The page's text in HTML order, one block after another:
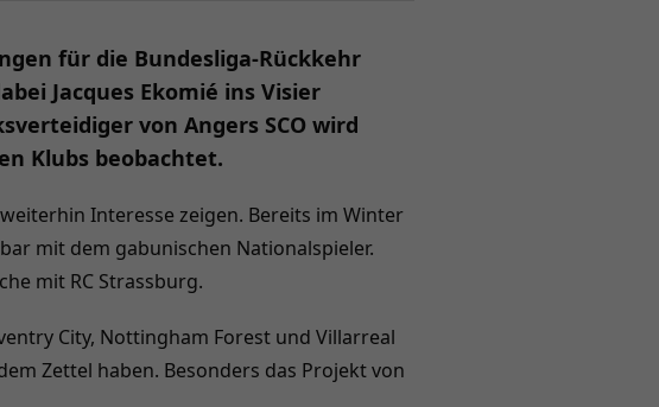
für die Bundesliga-Rückkehr
Jacques Ekomié ins Visier
von Angers SCO wird
Klubs beobachtet.
Interesse zeigen. Bereits im Winter
mit dem gabunischen Nationalspieler.
mit RC Strassburg.
City, Nottingham Forest und Villarreal
Zettel haben. Besonders das Projekt von